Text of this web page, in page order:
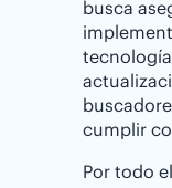
busca
cumplir
Por todo